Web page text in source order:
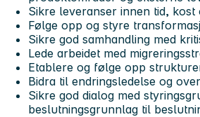
Sikre leveranser innen tid,
Følge opp og styre
Sikre god samhandling med
Lede arbeidet med
Etablere og følge opp
Bidra til endringsledelse og
Sikre god dialog med
beslutningsgrunnlag til